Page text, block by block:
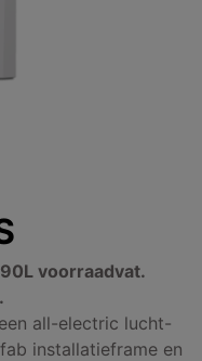
voorraadvat.
all-electric lucht-
installatieframe en